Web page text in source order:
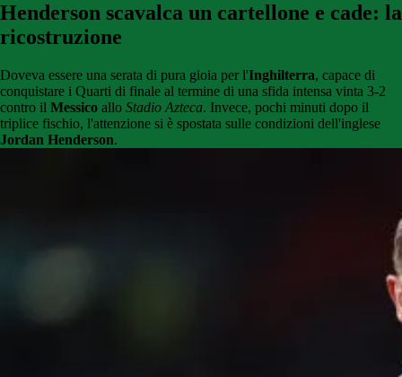
Henderson scavalca un cartellone e cade: la
ricostruzione
Doveva essere una serata di pura gioia per l'Inghilterra, capace di
conquistare i Quarti di finale al termine di una sfida intensa vinta 3-2
contro il Messico allo Stadio Azteca. Invece, pochi minuti dopo il
triplice fischio, l'attenzione si è spostata sulle condizioni dell'inglese
Jordan Henderson.